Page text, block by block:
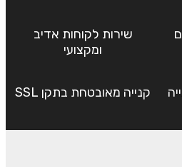
שירות לקוחות אדיב
ומקצועי
קנייה מאובטחת בתקן SSL